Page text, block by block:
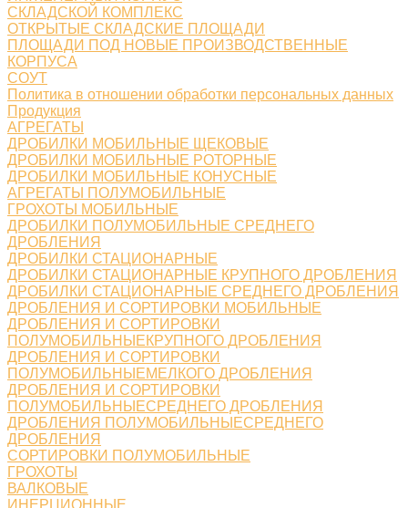
СКЛАДСКОЙ КОМПЛЕКС
ОТКРЫТЫЕ СКЛАДСКИЕ ПЛОЩАДИ
ПЛОЩАДИ ПОД НОВЫЕ ПРОИЗВОДСТВЕННЫЕ
КОРПУСА
СОУТ
Политика в отношении обработки персональных данных
Продукция
АГРЕГАТЫ
ДРОБИЛКИ МОБИЛЬНЫЕ ЩЕКОВЫЕ
ДРОБИЛКИ МОБИЛЬНЫЕ РОТОРНЫЕ
ДРОБИЛКИ МОБИЛЬНЫЕ КОНУСНЫЕ
АГРЕГАТЫ ПОЛУМОБИЛЬНЫЕ
ГРОХОТЫ МОБИЛЬНЫЕ
ДРОБИЛКИ ПОЛУМОБИЛЬНЫЕ СРЕДНЕГО
ДРОБЛЕНИЯ
ДРОБИЛКИ СТАЦИОНАРНЫЕ
ДРОБИЛКИ СТАЦИОНАРНЫЕ КРУПНОГО ДРОБЛЕНИЯ
ДРОБИЛКИ СТАЦИОНАРНЫЕ СРЕДНЕГО ДРОБЛЕНИЯ
ДРОБЛЕНИЯ И СОРТИРОВКИ МОБИЛЬНЫЕ
ДРОБЛЕНИЯ И СОРТИРОВКИ
ПОЛУМОБИЛЬНЫЕКРУПНОГО ДРОБЛЕНИЯ
ДРОБЛЕНИЯ И СОРТИРОВКИ
ПОЛУМОБИЛЬНЫЕМЕЛКОГО ДРОБЛЕНИЯ
ДРОБЛЕНИЯ И СОРТИРОВКИ
ПОЛУМОБИЛЬНЫЕСРЕДНЕГО ДРОБЛЕНИЯ
ДРОБЛЕНИЯ ПОЛУМОБИЛЬНЫЕСРЕДНЕГО
ДРОБЛЕНИЯ
СОРТИРОВКИ ПОЛУМОБИЛЬНЫЕ
ГРОХОТЫ
ВАЛКОВЫЕ
ИНЕРЦИОННЫЕ